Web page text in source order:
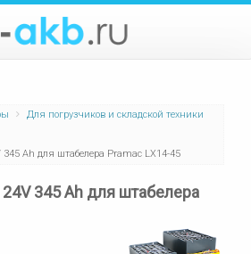
Для погрузчиков и складской техники
345 Ah для штабелера Pramac LX14-45
24V 345 Ah для штабелера